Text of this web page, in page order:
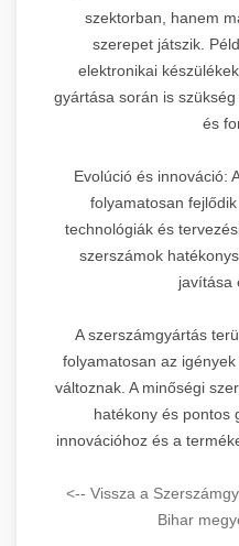
szektorban, hanem
szerepet játszik.
elektronikai
gyártása során is
és
Evolúció és innováció:
folyamatosan
technológiák és
szerszámok
javítása
A szerszámgyártás
folyamatosan az
változnak. A minőségi
hatékony és pontos
innovációhoz és a
<-- Vissza a
Bihar